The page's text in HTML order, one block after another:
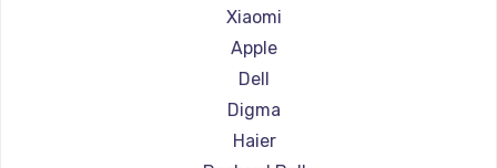
Ремонт ноутбуков Irbis
Ремонт ноутбуков Thunderobot
Ремонт ноутбуков Hasee
Ремонт ноутбуков ZTE
Ремонт ноутбуков Hiper
Xiaomi
Apple
Dell
Digma
Haier